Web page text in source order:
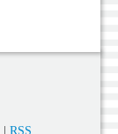
RSS